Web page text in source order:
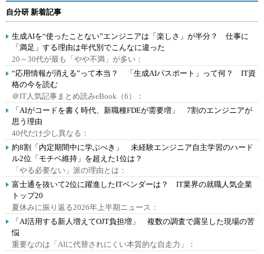
自分研 新着記事
生成AIを“使ったことない”エンジニアは「楽しさ」が半分？ 仕事に
「満足」する理由は年代別でこんなに違った
20～30代が最も「やや不満」が多い：
“応用情報が消える”って本当？ 「生成AIパスポート」って何？ IT資
格の今を読む
＠IT人気記事まとめ読みeBook（6）：
「AIがコードを書く時代、新職種FDEが需要増」 7割のエンジニアが
思う理由
40代だけ少し異なる：
約8割「内定期間中に学ぶべき」 未経験エンジニア自主学習のハード
ル2位「モチベ維持」を超えた1位は？
「やる必要ない」派の理由とは：
富士通を抜いて2位に躍進したITベンダーは？ IT業界の就職人気企業
トップ20
夏休みに振り返る2026年上半期ニュース：
「AI活用する新人増えてOJT負担増」 複数の調査で露呈した現場の苦
悩
重要なのは「AIに代替されにくい本質的な自走力」：